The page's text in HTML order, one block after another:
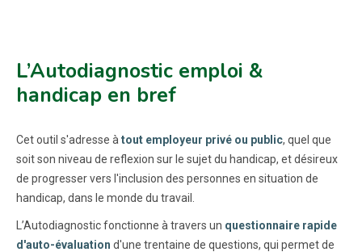
L’Autodiagnostic emploi &
handicap en bref
Cet outil s'adresse à tout employeur privé ou public, quel que
soit son niveau de reflexion sur le sujet du handicap, et désireux
de progresser vers l'inclusion des personnes en situation de
handicap, dans le monde du travail.
L’Autodiagnostic fonctionne à travers un questionnaire rapide
d'auto-évaluation d'une trentaine de questions, qui permet de